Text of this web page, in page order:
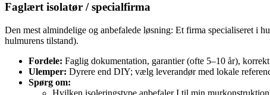
Faglært isolatør / specialfirma
Den mest almindelige og anbefalede løsning: Et firma specialiseret i
hulmurens tilstand).
Fordele: Faglig dokumentation, garantier (ofte 5–10 år),
Ulemper: Dyrere end DIY; vælg leverandør med lokale
Spørg om:
Hvilken isoleringstype anbefaler I til min